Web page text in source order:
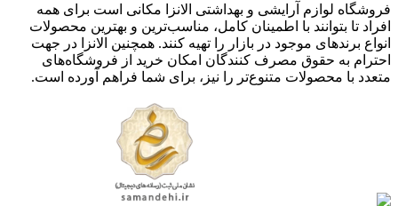
فروشگاه لوازم آرایشی و بهداشتی الانزا مکانی است برای همه
افراد تا بتوانند با اطمینان کامل، مناسب‌ترین و بهترین محصولات
انواع برندهای موجود در بازار را تهیه کنند. همچنین الانزا در جهت
احترام به حقوق مصرف کنندگان امکان خرید از فروشگاه‌های
متعدد با محصولات متنوع‌تر را نیز، برای شما فراهم آورده است.